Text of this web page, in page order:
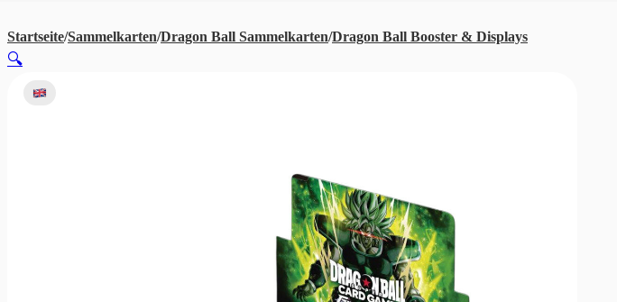
Startseite/Sammelkarten/Dragon Ball Sammelkarten/Dragon Ball Booster & Displays
🔍